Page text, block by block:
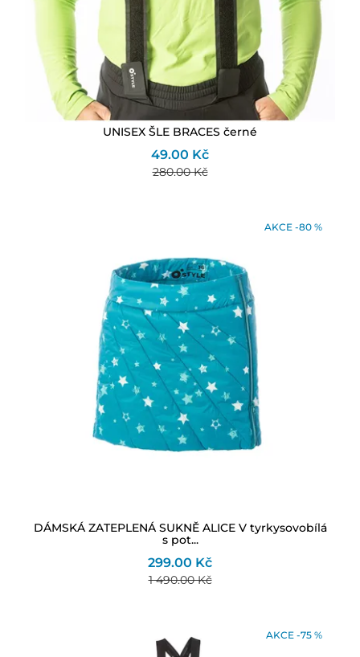
UNISEX ŠLE BRACES černé
49.00 Kč
280.00 Kč
AKCE -80 %
DÁMSKÁ ZATEPLENÁ SUKNĚ ALICE V tyrkysovobílá
s pot...
299.00 Kč
1 490.00 Kč
AKCE -75 %